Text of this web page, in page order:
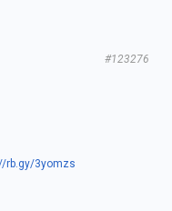
#123276
rb.gy/3yomzs